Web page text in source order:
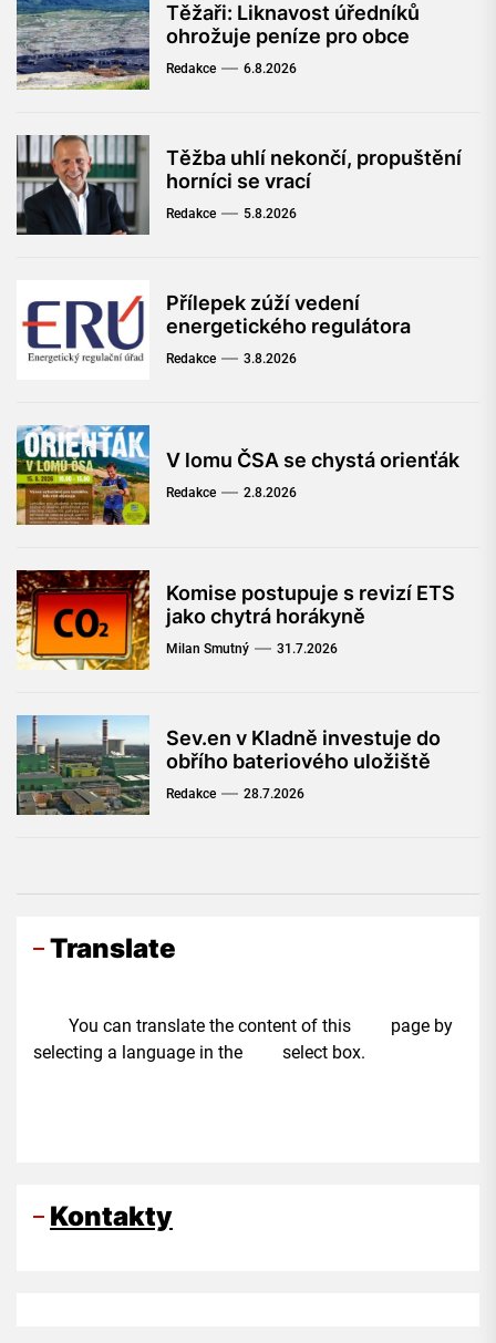
Těžaři: Liknavost úředníků
ohrožuje peníze pro obce
Redakce 6.8.2026
Těžba uhlí nekončí, propuštění
horníci se vrací
Redakce 5.8.2026
Přílepek zúží vedení
energetického regulátora
Redakce 3.8.2026
V lomu ČSA se chystá orienťák
Redakce 2.8.2026
Komise postupuje s revizí ETS
jako chytrá horákyně
Milan Smutný 31.7.2026
Sev.en v Kladně investuje do
obřího bateriového uložiště
Redakce 28.7.2026
Translate
You can translate the content of this page by
selecting a language in the select box.
Kontakty